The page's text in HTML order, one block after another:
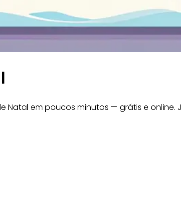
Natal em poucos minutos — grátis e